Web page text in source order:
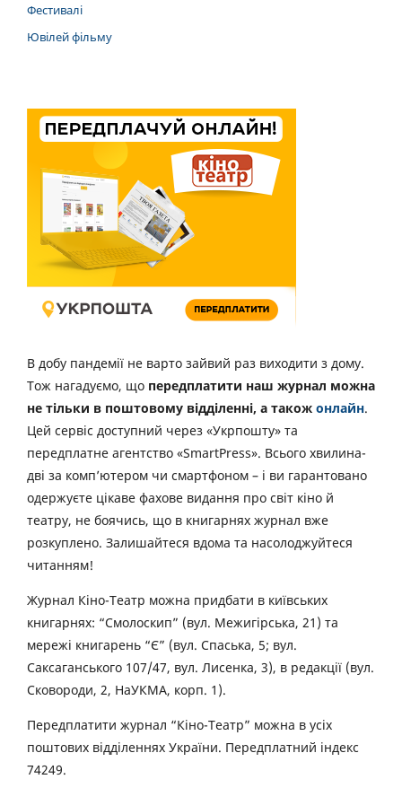
Фестивалі
Ювілей фільму
В добу пандемії не варто зайвий раз виходити з дому.
Тож нагадуємо, що передплатити наш журнал можна
не тільки в поштовому відділенні, а також онлайн.
Цей сервіс доступний через «Укрпошту» та
передплатне агентство «SmartPress». Всього хвилина-
дві за комп’ютером чи смартфоном – і ви гарантовано
одержуєте цікаве фахове видання про світ кіно й
театру, не боячись, що в книгарнях журнал вже
розкуплено. Залишайтеся вдома та насолоджуйтеся
читанням!
Журнал Кіно-Театр можна придбати в київських
книгарнях: “Смолоскип” (вул. Межигірська, 21) та
мережі книгарень “Є” (вул. Спаська, 5; вул.
Саксаганського 107/47, вул. Лисенка, 3), в редакції (вул.
Сковороди, 2, НаУКМА, корп. 1).
Передплатити журнал “Кіно-Театр” можна в усіх
поштових відділеннях України. Передплатний індекс
74249.